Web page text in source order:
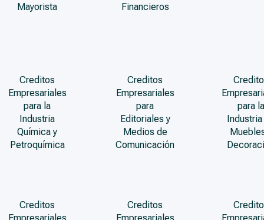
Mayorista
Financieros
Creditos
Empresariales
para la
Industria
Química y
Petroquímica
Creditos
Empresariales
para
Editoriales y
Medios de
Comunicación
para la
Creditos
Creditos